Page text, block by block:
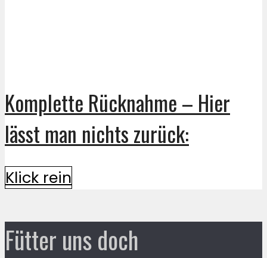
Komplette Rücknahme – Hier
lässt man nichts zurück:
Klick rein
Fütter uns doch